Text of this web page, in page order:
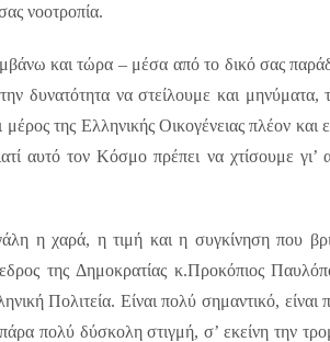
νοοτροπία.
και τώρα – μέσα από το δικό σας
δυνατότητα να στείλουμε και μηνύματα,
της Ελληνικής Οικογένειας πλέον και
αυτό τον Κόσμο πρέπει να χτίσουμε γι’
η χαρά, η τιμή και η συγκίνηση που
της Δημοκρατίας κ.Προκόπιος
Πολιτεία. Είναι πολύ σημαντικό,
πολύ δύσκολη στιγμή, σ’ εκείνη την